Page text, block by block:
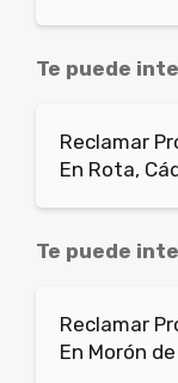
Te puede
Reclamar
En Rota,
Te puede
Reclamar
En Morón